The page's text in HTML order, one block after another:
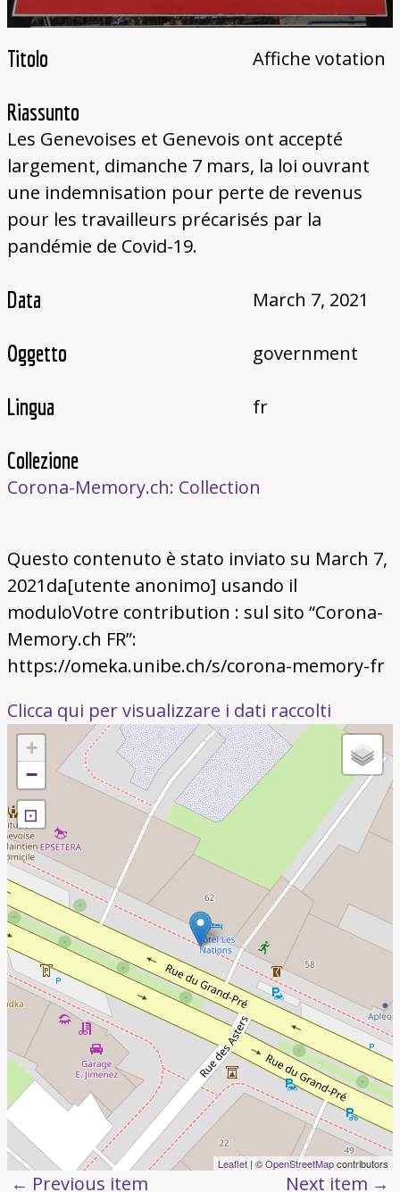
Titolo Affiche votation
Riassunto
Les Genevoises et Genevois ont accepté
largement, dimanche 7 mars, la loi ouvrant
une indemnisation pour perte de revenus
pour les travailleurs précarisés par la
pandémie de Covid-19.
Data March 7, 2021
Oggetto government
Lingua fr
Collezione
Corona-Memory.ch: Collection
Questo contenuto è stato inviato su March 7,
2021da[utente anonimo] usando il
moduloVotre contribution : sul sito “Corona-
Memory.ch FR”:
https://omeka.unibe.ch/s/corona-memory-fr
Clicca qui per visualizzare i dati raccolti
+
−
⊡
Leaflet | ©OpenStreetMapcontributors
Previous item Next item